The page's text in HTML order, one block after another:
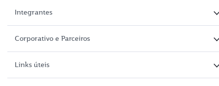
Integrantes
Corporativo e Parceiros
Links úteis